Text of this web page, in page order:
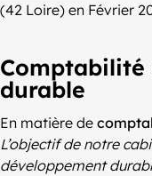
(42 Loire) en Février
durable
En matière de
L’objectif de notre
développement